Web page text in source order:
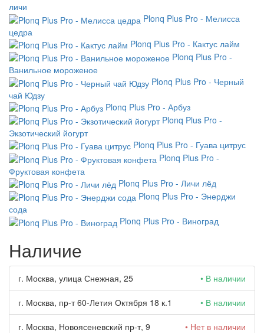
личи
Plonq Plus Pro - Мелисса
цедра
Plonq Plus Pro - Кактус лайм
Plonq Plus Pro -
Ванильное мороженое
Plonq Plus Pro - Черный
чай Юдзу
Plonq Plus Pro - Арбуз
Plonq Plus Pro -
Экзотический йогурт
Plonq Plus Pro - Гуава цитрус
Plonq Plus Pro -
Фруктовая конфета
Plonq Plus Pro - Личи лёд
Plonq Plus Pro - Энерджи
сода
Plonq Plus Pro - Виноград
Наличие
г. Москва, улица Снежная, 25 • В наличии
г. Москва, пр-т 60-Летия Октября 18 к.1 • В наличии
г. Москва, Новоясеневский пр-т, 9 • Нет в наличии